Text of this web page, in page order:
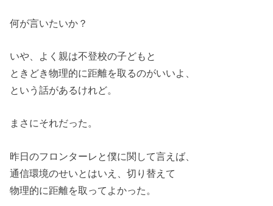
何が言いたいか？
いや、よく親は不登校の子どもと
ときどき物理的に距離を取るのがいいよ、
という話があるけれど。
まさにそれだった。
昨日のフロンターレと僕に関して言えば、
通信環境のせいとはいえ、切り替えて
物理的に距離を取ってよかった。